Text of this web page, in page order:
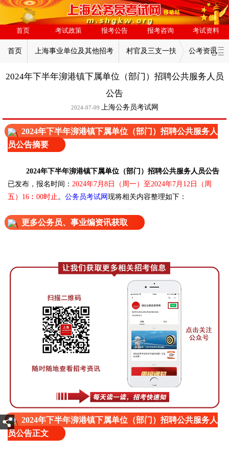
首页 考试政策 报考公告 报考咨询 考试资料
首页 上海事业单位及其他招考 村官及三支一扶 公考资讯
2024年下半年泖港镇下属单位（部门）招聘公共服务人员
公告
2024-07-09 上海公务员考试网
2024年下半年泖港镇下属单位（部门）招聘公共服务人
员公告摘要
2024年下半年泖港镇下属单位（部门）招聘公共服务人员公告
已发布，报名时间： 2024年7月8日（周一）至2024年7月12日（周
五）16︰00时止 。 公务员考试网 现将相关内容整理如下：
更多公务员、事业编资讯获取
2024年下半年泖港镇下属单位（部门）招聘公共服务人
员公告正文